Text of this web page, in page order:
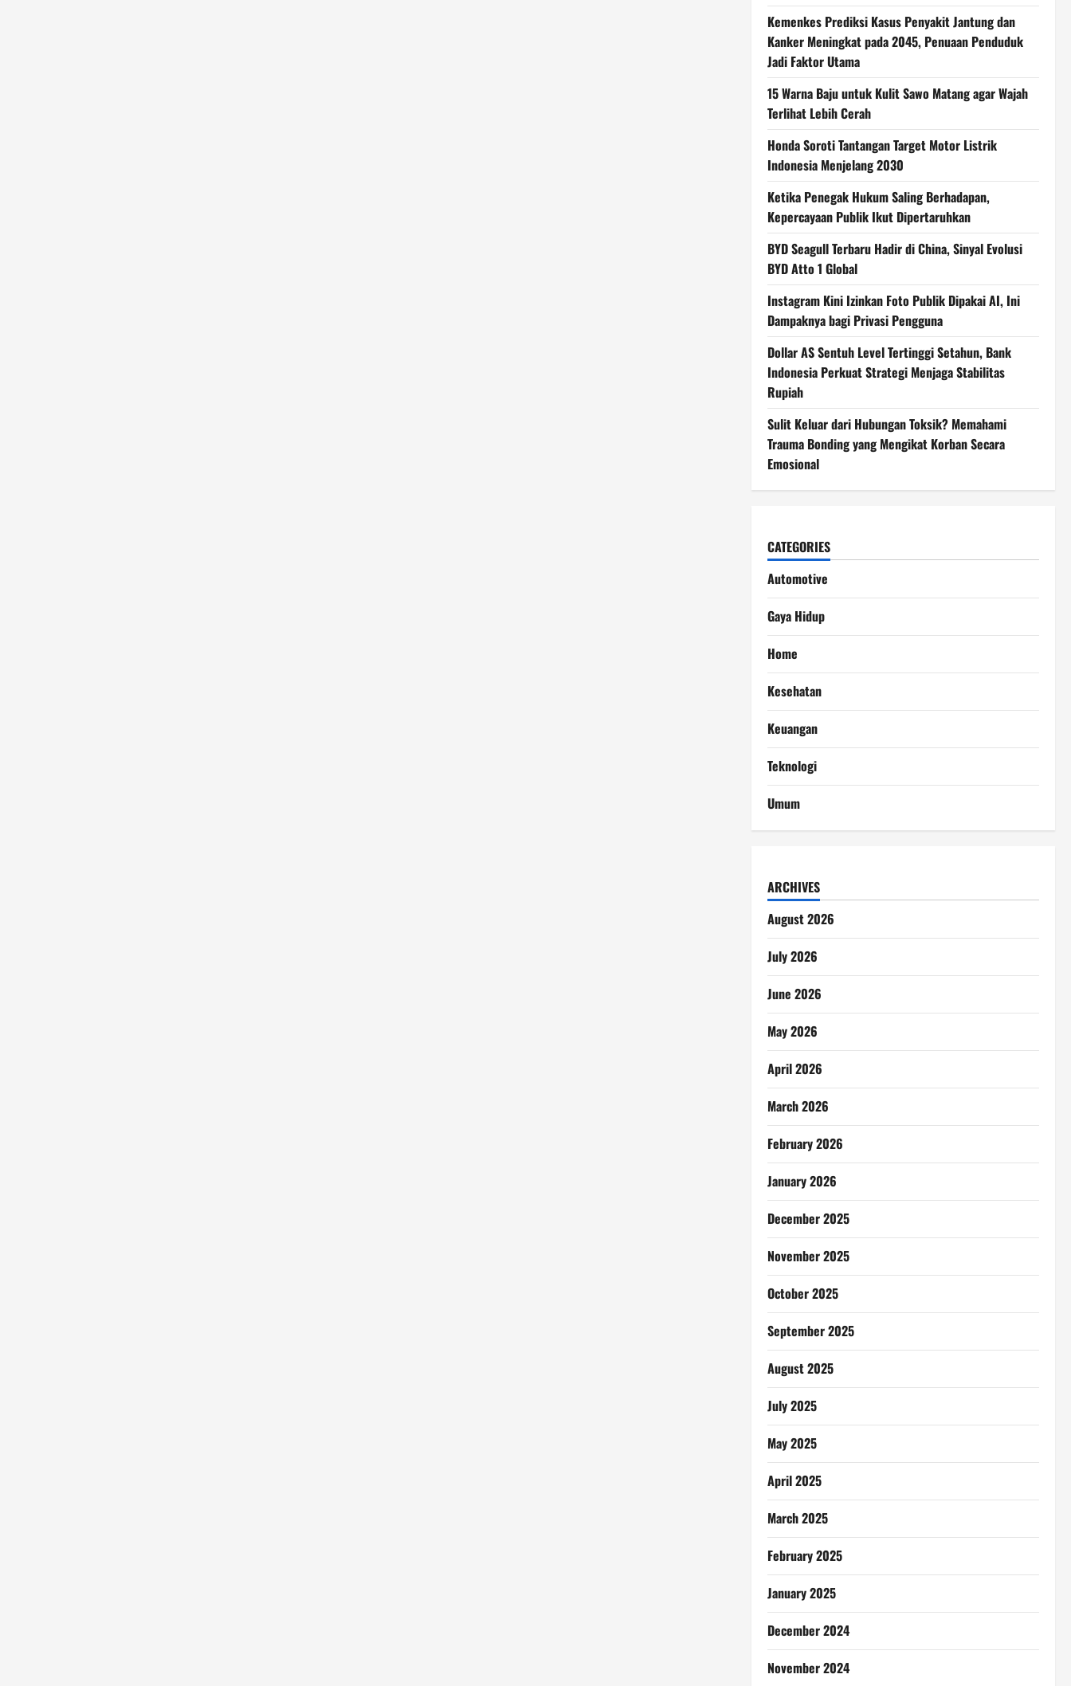
Kemenkes Prediksi Kasus Penyakit Jantung dan
Kanker Meningkat pada 2045, Penuaan Penduduk
Jadi Faktor Utama
15 Warna Baju untuk Kulit Sawo Matang agar Wajah
Terlihat Lebih Cerah
Honda Soroti Tantangan Target Motor Listrik
Indonesia Menjelang 2030
Ketika Penegak Hukum Saling Berhadapan,
Kepercayaan Publik Ikut Dipertaruhkan
BYD Seagull Terbaru Hadir di China, Sinyal Evolusi
BYD Atto 1 Global
Instagram Kini Izinkan Foto Publik Dipakai AI, Ini
Dampaknya bagi Privasi Pengguna
Dollar AS Sentuh Level Tertinggi Setahun, Bank
Indonesia Perkuat Strategi Menjaga Stabilitas
Rupiah
Sulit Keluar dari Hubungan Toksik? Memahami
Trauma Bonding yang Mengikat Korban Secara
Emosional
CATEGORIES
Automotive
Gaya Hidup
Home
Kesehatan
Keuangan
Teknologi
Umum
ARCHIVES
August 2026
July 2026
June 2026
May 2026
April 2026
March 2026
February 2026
January 2026
December 2025
November 2025
October 2025
September 2025
August 2025
July 2025
May 2025
April 2025
March 2025
February 2025
January 2025
December 2024
November 2024